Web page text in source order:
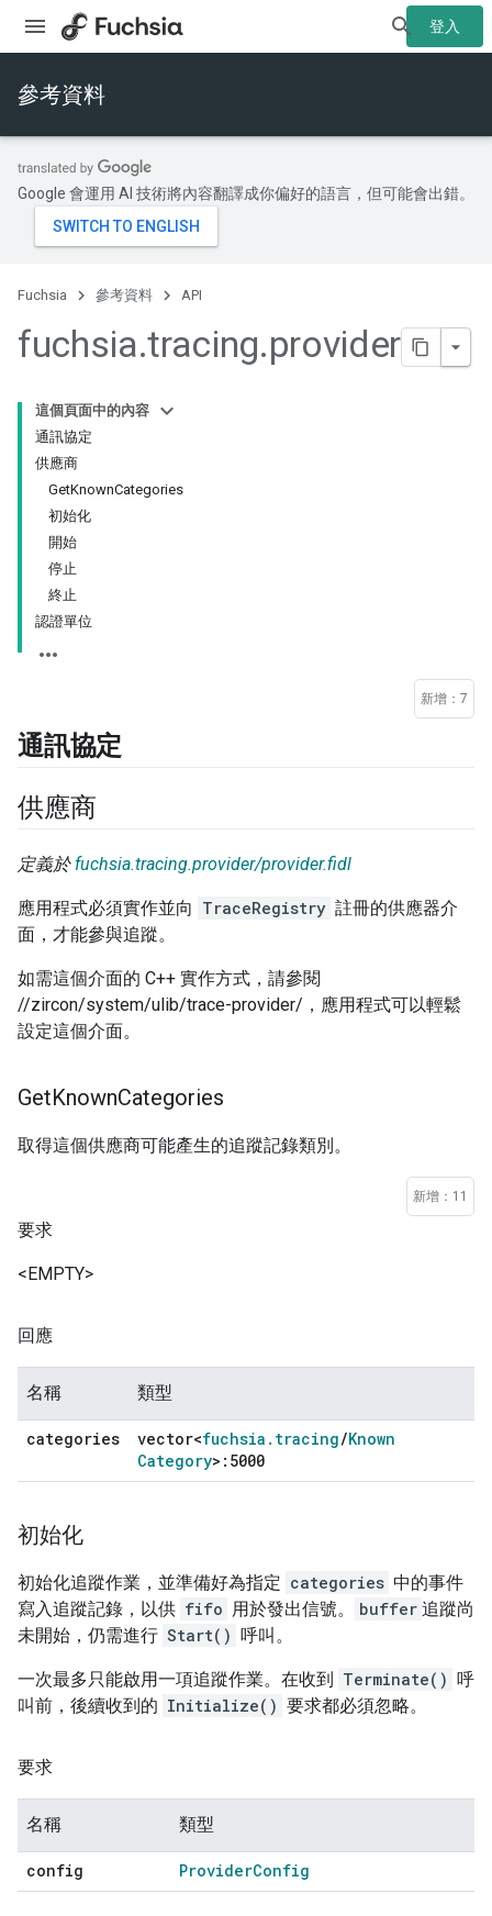
登入
參考資料
Google 會運用 AI 技術將內容翻譯成你偏好的語言，但可能會出錯。
Fuchsia 參考資料 API
fuchsia.tracing.provider
這個頁面中的內容
通訊協定
供應商
GetKnownCategories
初始化
開始
停止
終止
認證單位
新增：7
通訊協定
供應商
定義於 fuchsia.tracing.provider/provider.fidl
應用程式必須實作並向 TraceRegistry 註冊的供應器介
面，才能參與追蹤。
如需這個介面的 C++ 實作方式，請參閱
//zircon/system/ulib/trace-provider/，應用程式可以輕鬆
設定這個介面。
GetKnownCategories
取得這個供應商可能產生的追蹤記錄類別。
新增：11
要求
<EMPTY>
回應
名稱 類型
categories vector<fuchsia . tracing/Known
Category>:5000
初始化
初始化追蹤作業，並準備好為指定 categories 中的事件
寫入追蹤記錄，以供 fifo 用於發出信號。 buffer 追蹤尚
未開始，仍需進行 Start() 呼叫。
一次最多只能啟用一項追蹤作業。在收到 Terminate() 呼
叫前，後續收到的 Initialize() 要求都必須忽略。
要求
名稱 類型
config ProviderConfig